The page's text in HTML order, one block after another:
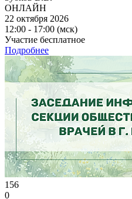
ОНЛАЙН
22 октября 2026
12:00 - 17:00 (мск)
Участие бесплатное
Подробнее
156
0